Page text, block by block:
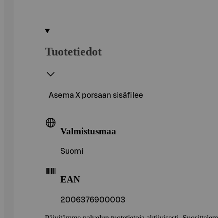
Tuotetiedot
Asema X porsaan sisäfilee
Valmistusmaa
Suomi
EAN
2006376900003